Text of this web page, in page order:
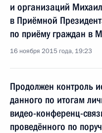
и организаций
в Приёмной
по приёму граждан в
16 ноября 2015 года, 19:23
Продолжен контроль
данного по итогам
видео-конференц-
проведённого по